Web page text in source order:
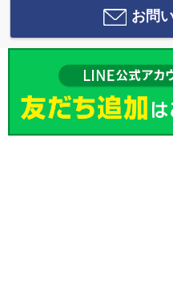
お問